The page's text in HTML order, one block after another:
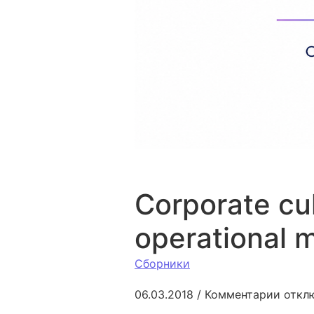
Corporate
operational
Сборники
06.03.2018 / Комментарии к